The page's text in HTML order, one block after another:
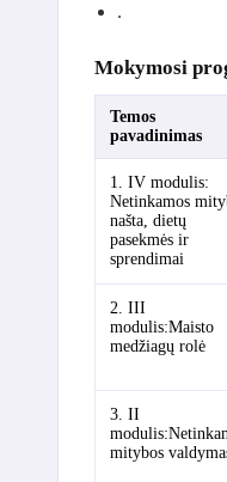
.
Mokymosi
Temos
pavadinimas
1. IV modulis:
Netinkamos
našta, dietų
pasekmės ir
sprendimai
2. III
modulis:Maisto
medžiagų rolė
3. II
mitybos